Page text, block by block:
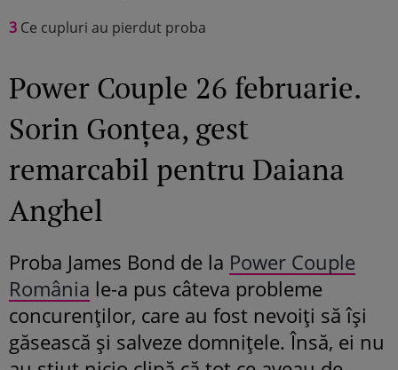
3 Ce cupluri au pierdut proba
Power Couple 26 februarie.
Sorin Gonțea, gest
remarcabil pentru Daiana
Anghel
Proba James Bond de la Power Couple
România le-a pus câteva probleme
concurenților, care au fost nevoiți să își
găsească și salveze domnițele. Însă, ei nu